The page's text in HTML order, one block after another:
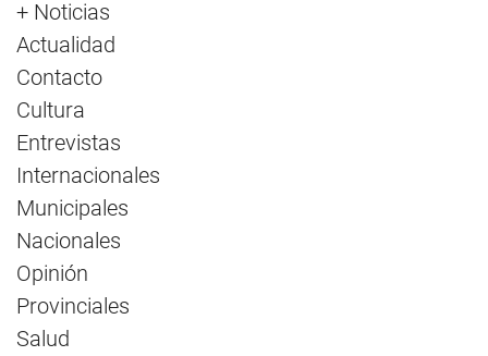
+ Noticias
Actualidad
Contacto
Cultura
Entrevistas
Internacionales
Municipales
Nacionales
Opinión
Provinciales
Salud